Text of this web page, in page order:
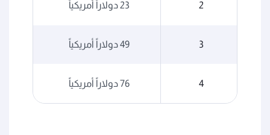
2 23 دولاراً أمريكياً
3 49 دولاراً أمريكياً
4 76 دولاراً أمريكياً